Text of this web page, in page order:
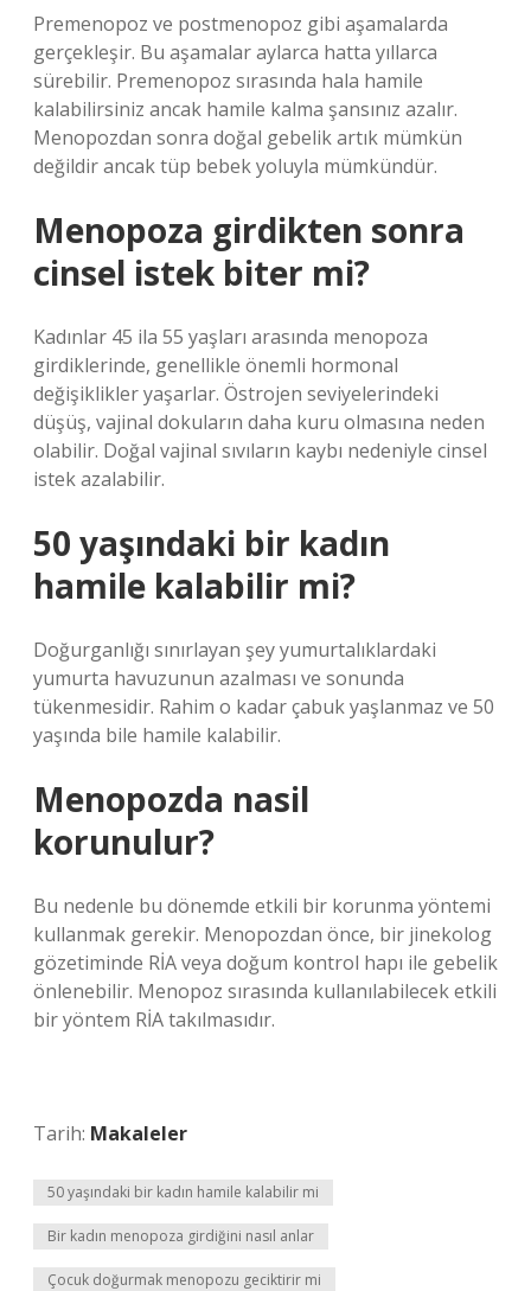
Premenopoz ve postmenopoz gibi aşamalarda
gerçekleşir. Bu aşamalar aylarca hatta yıllarca
sürebilir. Premenopoz sırasında hala hamile
kalabilirsiniz ancak hamile kalma şansınız azalır.
Menopozdan sonra doğal gebelik artık mümkün
değildir ancak tüp bebek yoluyla mümkündür.
Menopoza girdikten sonra
cinsel istek biter mi?
Kadınlar 45 ila 55 yaşları arasında menopoza
girdiklerinde, genellikle önemli hormonal
değişiklikler yaşarlar. Östrojen seviyelerindeki
düşüş, vajinal dokuların daha kuru olmasına neden
olabilir. Doğal vajinal sıvıların kaybı nedeniyle cinsel
istek azalabilir.
50 yaşındaki bir kadın
hamile kalabilir mi?
Doğurganlığı sınırlayan şey yumurtalıklardaki
yumurta havuzunun azalması ve sonunda
tükenmesidir. Rahim o kadar çabuk yaşlanmaz ve 50
yaşında bile hamile kalabilir.
Menopozda nasil
korunulur?
Bu nedenle bu dönemde etkili bir korunma yöntemi
kullanmak gerekir. Menopozdan önce, bir jinekolog
gözetiminde RİA veya doğum kontrol hapı ile gebelik
önlenebilir. Menopoz sırasında kullanılabilecek etkili
bir yöntem RİA takılmasıdır.
Tarih: Makaleler
50 yaşındaki bir kadın hamile kalabilir mi
Bir kadın menopoza girdiğini nasıl anlar
Çocuk doğurmak menopozu geciktirir mi